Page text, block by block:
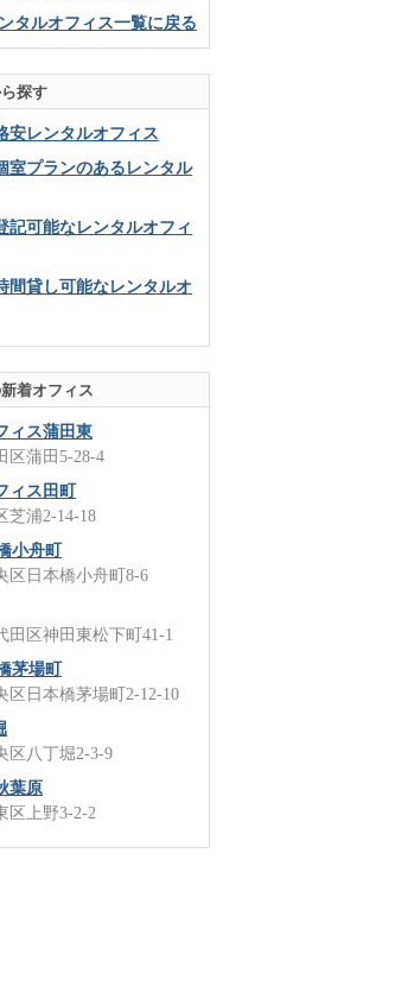
タルオフィス一覧に戻る
探す
安レンタルオフィス
室プランのあるレンタル
記可能なレンタルオフィ
間貸し可能なレンタルオ
着オフィス
ィス蒲田東
区蒲田5-28-4
ィス田町
芝浦2-14-18
小舟町
区日本橋小舟町8-6
田区神田東松下町41-1
茅場町
区日本橋茅場町2-12-10
区八丁堀2-3-9
葉原
区上野3-2-2